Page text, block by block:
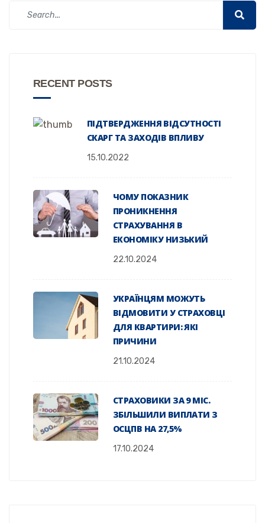
RECENT POSTS
ПІДТВЕРДЖЕННЯ ВІДСУТНОСТІ
СКАРГ ТА ЗАХОДІВ ВПЛИВУ
15.10.2022
ЧОМУ ПОКАЗНИК
ПРОНИКНЕННЯ
СТРАХУВАННЯ В
ЕКОНОМІКУ НИЗЬКИЙ
22.10.2024
УКРАЇНЦЯМ МОЖУТЬ
ВІДМОВИТИ У СТРАХОВЦІ
ДЛЯ КВАРТИРИ: ЯКІ
ПРИЧИНИ
21.10.2024
СТРАХОВИКИ ЗА 9 МІС.
ЗБІЛЬШИЛИ ВИПЛАТИ З
ОСЦПВ НА 27,5%
17.10.2024